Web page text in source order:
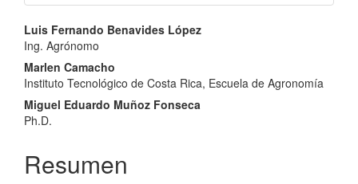
Contenido
principal
del
artículo
Luis Fernando Benavides López
Ing. Agrónomo
Marlen Camacho
Instituto Tecnológico de Costa Rica, Escuela de Agronomía
Miguel Eduardo Muñoz Fonseca
Ph.D.
Resumen